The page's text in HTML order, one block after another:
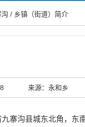
/ 乡镇（街道）简介
来源：永和乡
寨沟县城东北角，东